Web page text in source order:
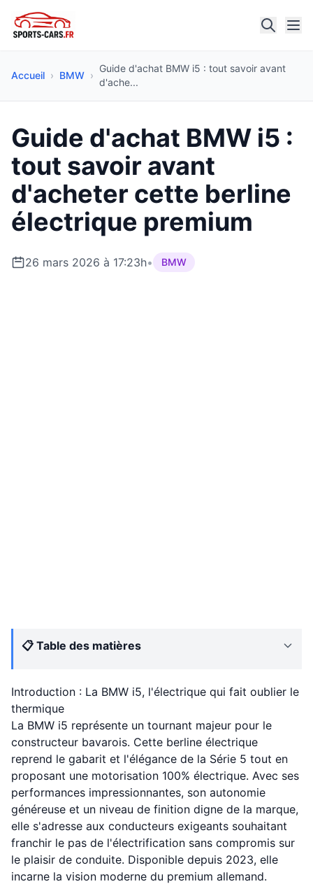
Accueil › BMW ›
Guide d'achat BMW i5 : tout savoir avant
d'ache...
Guide d'achat BMW i5 :
tout savoir avant
d'acheter cette berline
électrique premium
26 mars 2026 à 17:23h• BMW
📋 Table des matières
Introduction : La BMW i5, l'électrique qui fait oublier le
thermique
La BMW i5 représente un tournant majeur pour le
constructeur bavarois. Cette berline électrique
reprend le gabarit et l'élégance de la Série 5 tout en
proposant une motorisation 100% électrique. Avec ses
performances impressionnantes, son autonomie
généreuse et un niveau de finition digne de la marque,
elle s'adresse aux conducteurs exigeants souhaitant
franchir le pas de l'électrification sans compromis sur
le plaisir de conduite. Disponible depuis 2023, elle
incarne la vision moderne du premium allemand.